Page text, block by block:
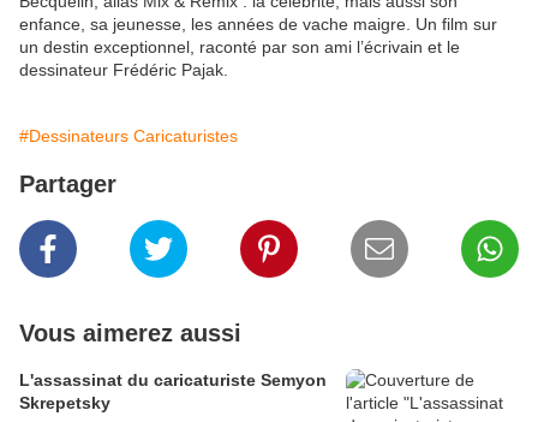
enfance, sa jeunesse, les années de vache maigre. Un film sur
un destin exceptionnel, raconté par son ami l’écrivain et le
dessinateur Frédéric Pajak.
#Dessinateurs Caricaturistes
Partager
Vous aimerez aussi
L'assassinat du caricaturiste Semyon
Skrepetsky